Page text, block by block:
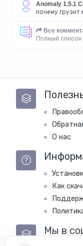
Anomaly 1.5.1
почему
Все
Полный
О нас
Как
Мы в